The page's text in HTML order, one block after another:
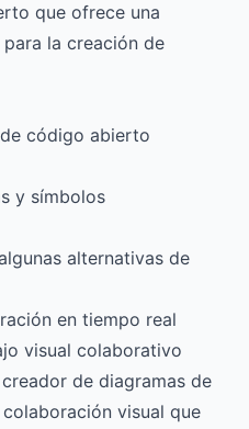
que ofrece una
la creación de
código abierto
y símbolos
alternativas de
en tiempo real
visual colaborativo
de diagramas de
visual que